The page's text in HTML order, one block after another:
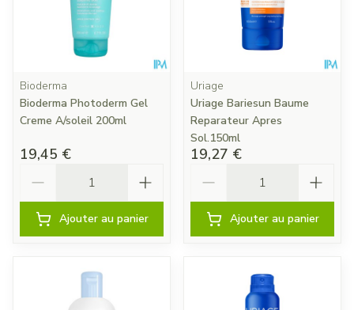
Bioderma
Bioderma Photoderm Gel
Creme A/soleil 200ml
19,45 €
Ajouter au panier
Uriage
Uriage Bariesun Baume
Reparateur Apres
Sol.150ml
19,27 €
Ajouter au panier